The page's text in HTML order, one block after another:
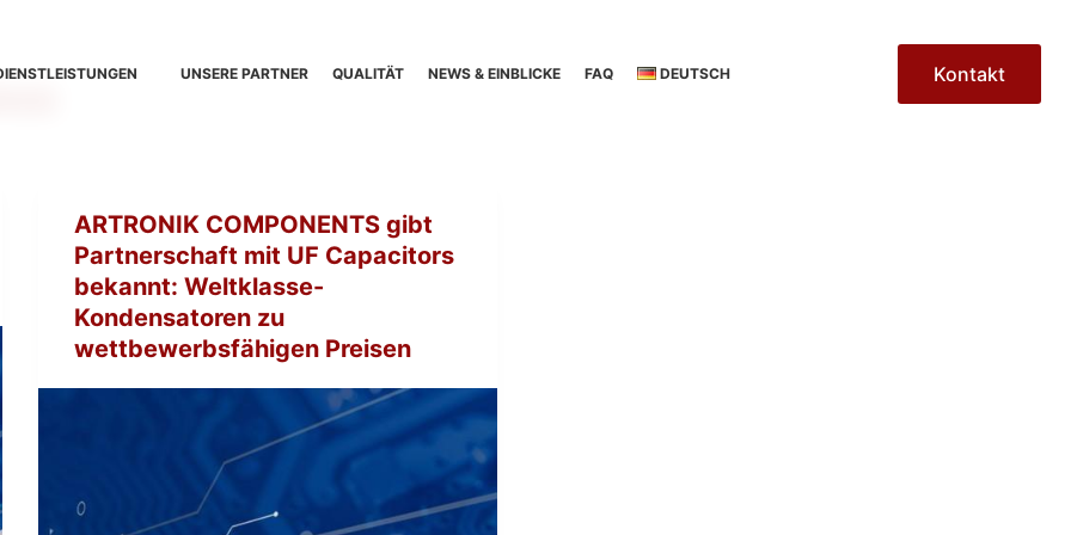
UNSERE PARTNER QUALITÄT NEWS & EINBLICKE FAQ DEUTSCH Kontakt
ARTRONIK COMPONENTS gibt
Partnerschaft mit UF Capacitors
bekannt: Weltklasse-
Kondensatoren zu
wettbewerbsfähigen Preisen